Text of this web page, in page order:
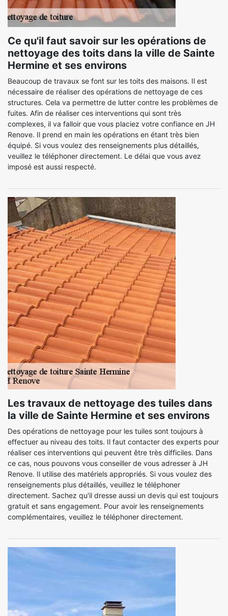
Ce qu'il faut savoir sur les opérations de
nettoyage des toits dans la ville de Sainte
Hermine et ses environs
Beaucoup de travaux se font sur les toits des maisons. Il est
nécessaire de réaliser des opérations de nettoyage de ces
structures. Cela va permettre de lutter contre les problèmes de
fuites. Afin de réaliser ces interventions qui sont très
complexes, il va falloir que vous placiez votre confiance en JH
Renove. Il prend en main les opérations en étant très bien
équipé. Si vous voulez des renseignements plus détaillés,
veuillez le téléphoner directement. Le délai que vous avez
imposé est aussi respecté.
Les travaux de nettoyage des tuiles dans
la ville de Sainte Hermine et ses environs
Des opérations de nettoyage pour les tuiles sont toujours à
effectuer au niveau des toits. Il faut contacter des experts pour
réaliser ces interventions qui peuvent être très difficiles. Dans
ce cas, nous pouvons vous conseiller de vous adresser à JH
Renove. Il utilise des matériels appropriés. Si vous voulez des
renseignements plus détaillés, veuillez le téléphoner
directement. Sachez qu'il dresse aussi un devis qui est toujours
gratuit et sans engagement. Pour avoir les renseignements
complémentaires, veuillez le téléphoner directement.